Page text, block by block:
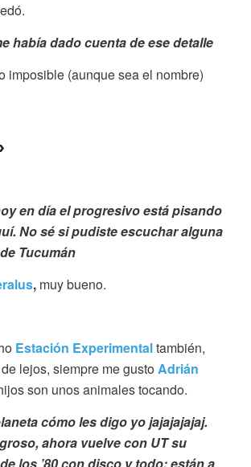
había dado cuenta de ese detalle
imposible (aunque sea el nombre)
en día el progresivo está pisando
No sé si pudiste escuchar alguna
Tucumán
, muy bueno.
Estación Experimentaltambién,
lejos, siempre me gustoAdrián
son unos animales tocando.
cómo les digo yo jajajajajaj.
ahora vuelve con UT su
los ’80 con disco y todo; están a